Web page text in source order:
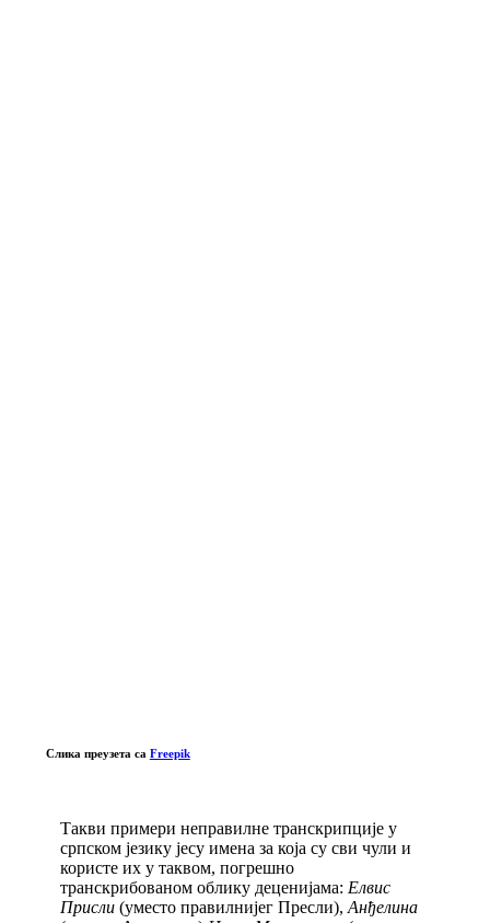
Слика преузета са Freepik
Такви примери неправилне транскрипције у
српском језику јесу имена за која су сви чули и
користе их у таквом, погрешно
транскрибованом облику деценијама:Елвис
Присли (уместо правилнијег Пресли),Анђелина